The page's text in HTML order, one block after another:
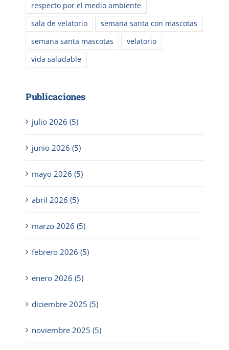
respecto por el medio ambiente
sala de velatorio
semana santa con mascotas
semana santa mascotas
velatorio
vida saludable
Publicaciones
julio 2026 (5)
junio 2026 (5)
mayo 2026 (5)
abril 2026 (5)
marzo 2026 (5)
febrero 2026 (5)
enero 2026 (5)
diciembre 2025 (5)
noviembre 2025 (5)